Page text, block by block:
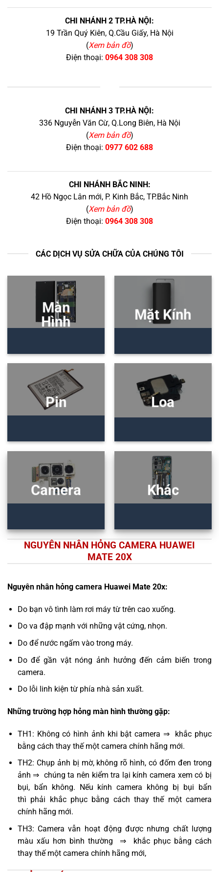
CHI NHÁNH 2 TP.HÀ NỘI:
19 Trần Quý Kiên, Q.Cầu Giấy, Hà Nội
(Xem bản đồ)
Điện thoại: 0964 308 308
CHI NHÁNH 3 TP.HÀ NỘI:
336 Nguyễn Văn Cừ, Q.Long Biên, Hà Nội
(Xem bản đồ)
Điện thoại: 0977 602 688
CHI NHÁNH BẮC NINH:
42 Hồ Ngọc Lân mới, P. Kinh Bắc, TP.Bắc Ninh
(Xem bản đồ)
Điện thoại: 0964 308 308
CÁC DỊCH VỤ SỬA CHỮA CỦA CHÚNG TÔI
Màn
Hình
Mặt Kính
Pin Loa
Camera Khác
NGUYÊN NHÂN HỎNG CAMERA HUAWEI
MATE 20X
Nguyên nhân hỏng camera Huawei Mate 20x:
Do bạn vô tình làm rơi máy từ trên cao xuống.
Do va đập mạnh với những vật cứng, nhọn.
Do để nước ngấm vào trong máy.
Do để gần vật nóng ảnh hưởng đến cảm biến trong
camera.
Do lỗi linh kiện từ phía nhà sản xuất.
Những trường hợp hỏng màn hình thường gặp:
TH1: Không có hình ảnh khi bật camera ⇒ khắc phục
bằng cách thay thế một camera chính hãng mới.
TH2: Chụp ảnh bị mờ, không rõ hình, có đốm đen trong
ảnh ⇒ chúng ta nên kiểm tra lại kính camera xem có bị
bụi, bẩn không. Nếu kính camera không bị bụi bẩn
thì phải khắc phục bằng cách thay thế một camera
chính hãng mới.
TH3: Camera vẫn hoạt động được nhưng chất lượng
màu xấu hơn bình thường ⇒ khắc phục bằng cách
thay thế một camera chính hãng mới,